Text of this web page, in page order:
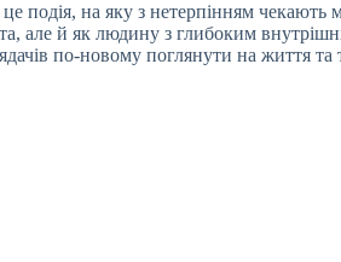
подія, на яку з нетерпінням
але й як людину з глибоким
по-новому поглянути на життя